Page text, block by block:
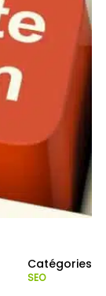
Catégories
SEO